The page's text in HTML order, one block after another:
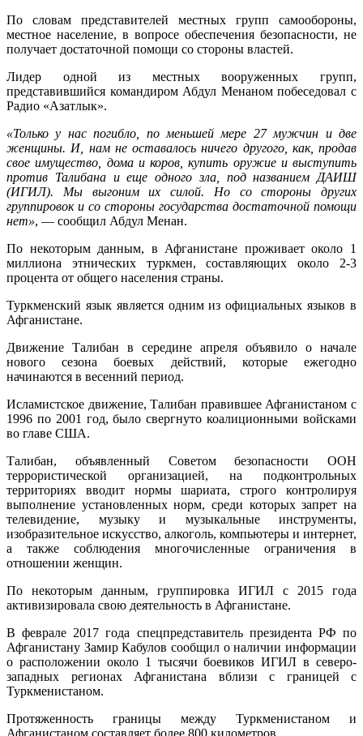
По словам представителей местных групп самообороны,
местное население, в вопросе обеспечения безопасности, не
получает достаточной помощи со стороны властей.
Лидер одной из местных вооруженных групп,
представившийся командиром Абдул Менаном побеседовал с
Радио «Азатлык».
«Только у нас погибло, по меньшей мере 27 мужчин и две
женщины. И, нам не оставалось ничего другого, как, продав
свое имущество, дома и коров, купить оружие и выступить
против Талибана и еще одного зла, под названием ДАИШ
(ИГИЛ). Мы выгоним их силой. Но со стороны других
группировок и со стороны государства достаточной помощи
нет», — сообщил Абдул Менан.
По некоторым данным, в Афганистане проживает около 1
миллиона этнических туркмен, составляющих около 2-3
процента от общего населения страны.
Туркменский язык является одним из официальных языков в
Афганистане.
Движение Талибан в середине апреля объявило о начале
нового сезона боевых действий, которые ежегодно
начинаются в весенний период.
Исламистское движение, Талибан правившее Афганистаном с
1996 по 2001 год, было свергнуто коалиционными войсками
во главе США.
Талибан, объявленный Советом безопасности ООН
террористической организацией, на подконтрольных
территориях вводит нормы шариата, строго контролируя
выполнение установленных норм, среди которых запрет на
телевидение, музыку и музыкальные инструменты,
изобразительное искусство, алкоголь, компьютеры и интернет,
а также соблюдения многочисленные ограничения в
отношении женщин.
По некоторым данным, группировка ИГИЛ с 2015 года
активизировала свою деятельность в Афганистане.
В феврале 2017 года спецпредставитель президента РФ по
Афганистану Замир Кабулов сообщил о наличии информации
о расположении около 1 тысячи боевиков ИГИЛ в северо-
западных регионах Афганистана вблизи с границей с
Туркменистаном.
Протяженность границы между Туркменистаном и
Афганистаном составляет более 800 километров.